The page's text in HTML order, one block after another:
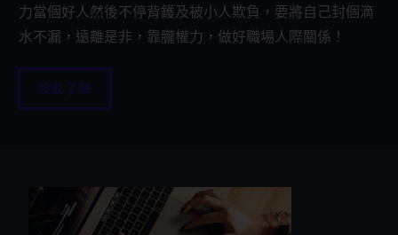
力當個好人然後不停背鑊及被小人欺負，要將自己封個滴
水不漏，遠離是非，靠朧權力，做好職場人際關係！
按此了解